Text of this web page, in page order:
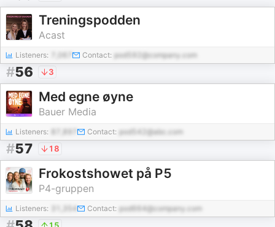
Treningspodden
Acast
Listeners: Contact: pod592@company.com
#56 3
Med egne øyne
Bauer Media
Listeners: Contact: pod542@abc.com
#57 18
Frokostshowet på P5
P4-gruppen
Listeners: 31,354 Contact: pod664@company.com